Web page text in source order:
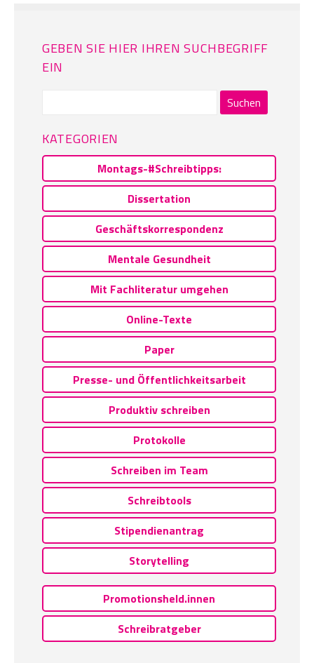
GEBEN SIE HIER IHREN SUCHBEGRIFF
EIN
KATEGORIEN
Montags-#Schreibtipps:
Dissertation
Geschäftskorrespondenz
Mentale Gesundheit
Mit Fachliteratur umgehen
Online-Texte
Paper
Presse- und Öffentlichkeitsarbeit
Produktiv schreiben
Protokolle
Schreiben im Team
Schreibtools
Stipendienantrag
Storytelling
Promotionsheld.innen
Schreibratgeber